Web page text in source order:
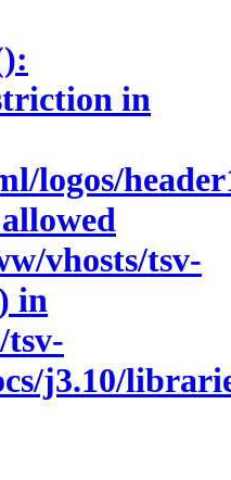
in
logos/
vhosts/tsv-
in
tsv-
j3.10/